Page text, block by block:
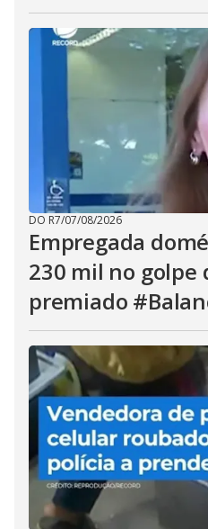
DO R7/07/08/2026
Empregada
230 mil no golpe
premiado